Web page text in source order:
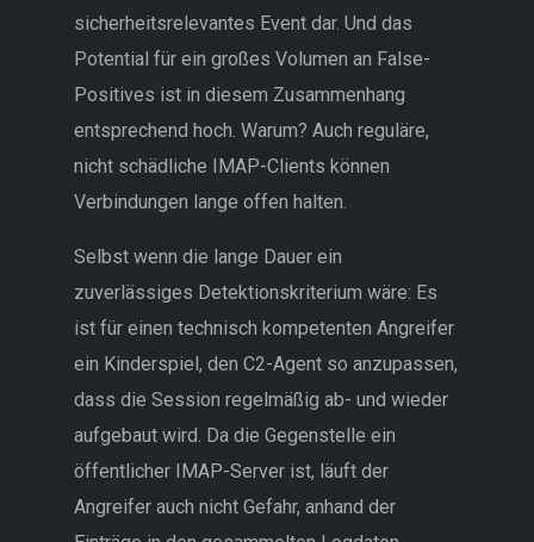
sicherheitsrelevantes Event dar. Und das
Potential für ein großes Volumen an False-
Positives ist in diesem Zusammenhang
entsprechend hoch. Warum? Auch reguläre,
nicht schädliche IMAP-Clients können
Verbindungen lange offen halten.
Selbst wenn die lange Dauer ein
zuverlässiges Detektionskriterium wäre: Es
ist für einen technisch kompetenten Angreifer
ein Kinderspiel, den C2-Agent so anzupassen,
dass die Session regelmäßig ab- und wieder
aufgebaut wird. Da die Gegenstelle ein
öffentlicher IMAP-Server ist, läuft der
Angreifer auch nicht Gefahr, anhand der